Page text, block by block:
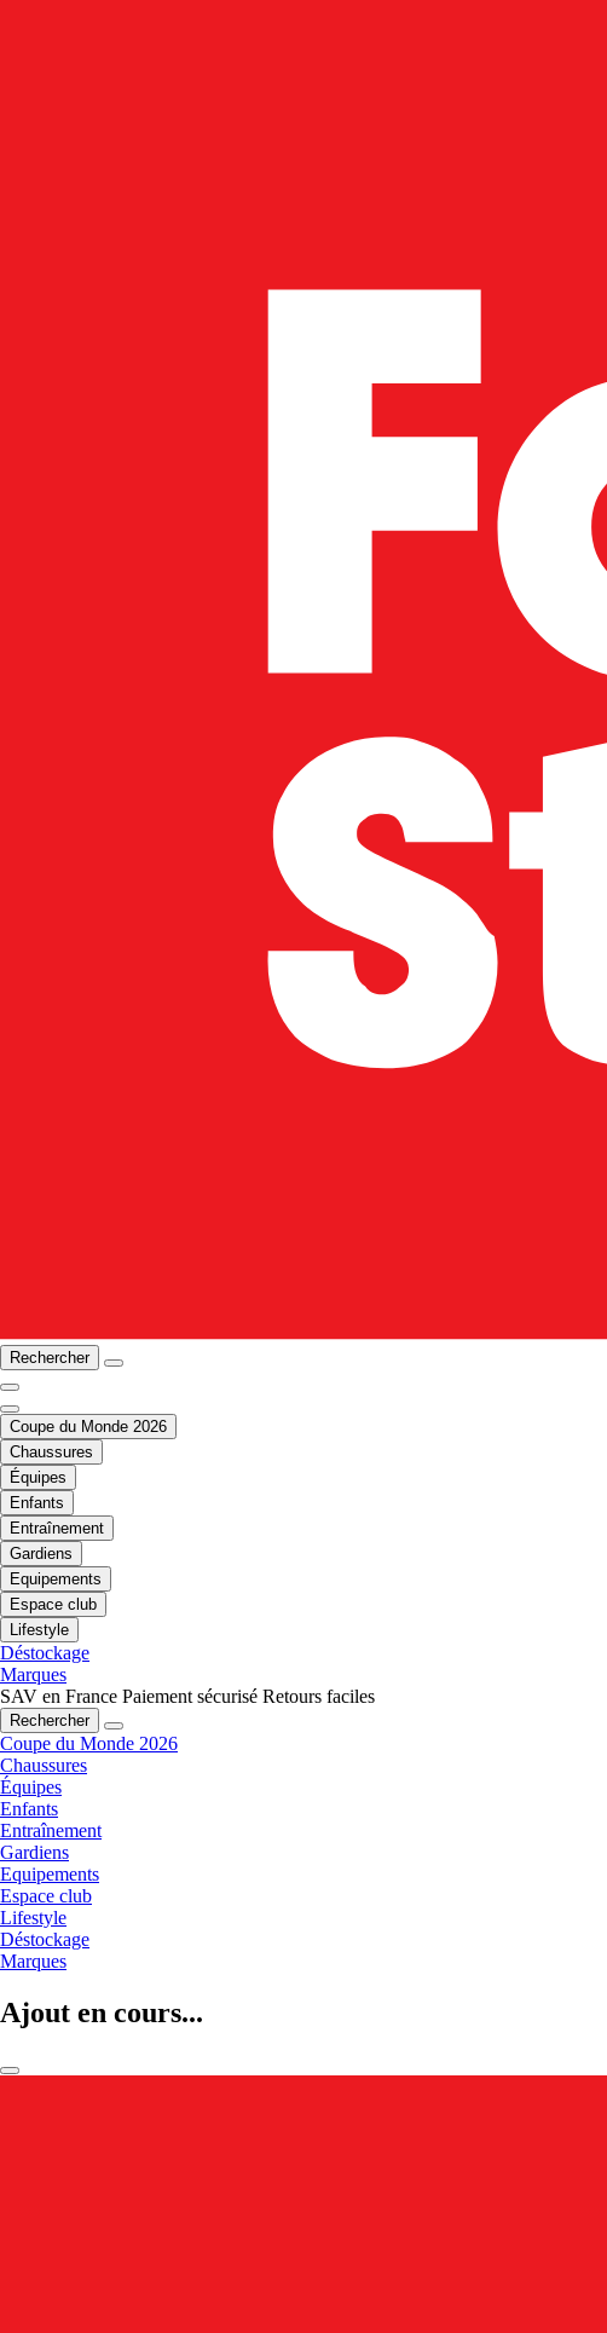
Rechercher
Coupe du Monde 2026
Chaussures
Équipes
Enfants
Entraînement
Gardiens
Equipements
Espace club
Lifestyle
Déstockage
Marques
SAV en France Paiement sécurisé Retours faciles
Rechercher
Coupe du Monde 2026
Chaussures
Équipes
Enfants
Entraînement
Gardiens
Equipements
Espace club
Lifestyle
Déstockage
Marques
Ajout en cours...